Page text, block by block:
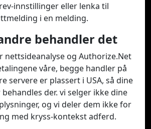
innstillinger eller lenka til
i en melding.
behandler det
nettsideanalyse og Authorize.Net
våre, begge handler på
servere er plassert i USA, så dine
der. vi selger ikke dine
og vi deler dem ikke for
med kryss-kontekst adferd.